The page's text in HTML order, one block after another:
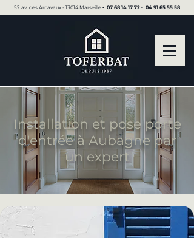
52 av. des Arnavaux - 13014 Marseille ▪︎ 07 68 14 17 72 ▪︎ 04 91 65 55 58
Installation et pose porte
d'entrée à Aubagne par
un expert